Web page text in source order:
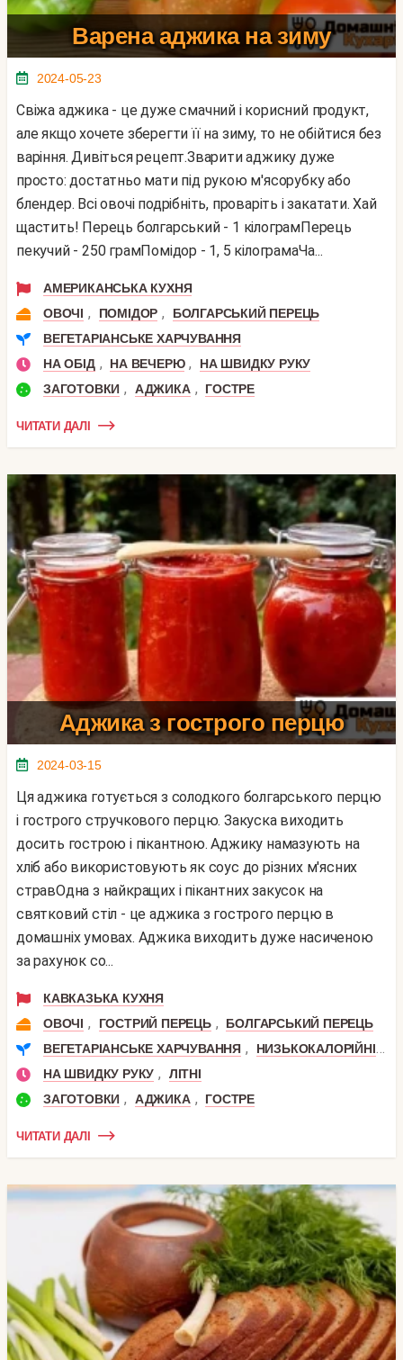
Варена аджика на зиму
2024-05-23
Свіжа аджика - це дуже смачний і корисний продукт,
але якщо хочете зберегти її на зиму, то не обійтися без
варіння. Дивіться рецепт.Зварити аджику дуже
просто: достатньо мати під рукою м'ясорубку або
блендер. Всі овочі подрібніть, проваріть і закатати. Хай
щастить! Перець болгарський - 1 кілограмПерець
пекучий - 250 грамПомідор - 1, 5 кілограмаЧа...
АМЕРИКАНСЬКА КУХНЯ
ОВОЧІ , ПОМІДОР ,
БОЛГАРСЬКИЙ ПЕРЕЦЬ
ВЕГЕТАРІАНСЬКЕ ХАРЧУВАННЯ
НА ОБІД , НА ВЕЧЕРЮ ,
НА ШВИДКУ РУКУ
ЗАГОТОВКИ , АДЖИКА , ГОСТРЕ
ЧИТАТИ ДАЛІ
Аджика з гострого перцю
2024-03-15
Ця аджика готується з солодкого болгарського перцю
і гострого стручкового перцю. Закуска виходить
досить гострою і пікантною. Аджику намазують на
хліб або використовують як соус до різних м'ясних
стравОдна з найкращих і пікантних закусок на
святковий стіл - це аджика з гострого перцю в
домашніх умовах. Аджика виходить дуже насиченою
за рахунок со...
КАВКАЗЬКА КУХНЯ
ОВОЧІ , ГОСТРИЙ ПЕРЕЦЬ ,
БОЛГАРСЬКИЙ ПЕРЕЦЬ
ВЕГЕТАРІАНСЬКЕ ХАРЧУВАННЯ , НИЗЬКОКАЛОРІЙНІ ,
НА ШВИДКУ РУКУ ,
ЛІТНІ
ЗАГОТОВКИ , АДЖИКА , ГОСТРЕ
ЧИТАТИ ДАЛІ